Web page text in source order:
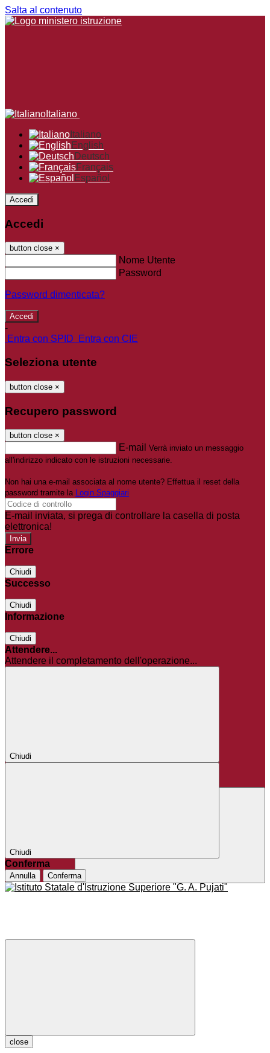
Salta al contenuto
Italiano
Italiano
English
Deutsch
Français
Español
Accedi
Accedi
button close ×
Nome Utente
Password
Password dimenticata?
-
Entra con SPID
Entra con CIE
Seleziona utente
button close ×
Recupero password
button close ×
E-mail Verrà inviato un messaggio
all'indirizzo indicato con le istruzioni necessarie.
Non hai una e-mail associata al nome utente? Effettua il reset della
password tramite la Login Spaggiari
E-mail inviata, si prega di controllare la casella di posta
elettronica!
Errore
Chiudi
Successo
Chiudi
Informazione
Chiudi
Attendere...
Attendere il completamento dell'operazione...
Chiudi
Chiudi
Conferma
Annulla Conferma
close